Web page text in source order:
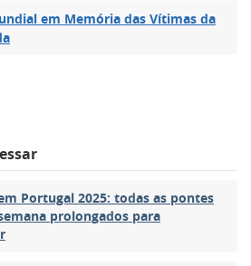
em Memória das Vítimas da
Portugal 2025: todas as pontes
prolongados para